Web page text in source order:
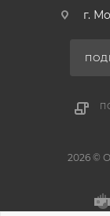
Сливная
Звукоизоляция
Кнопка
г.
2026 ©